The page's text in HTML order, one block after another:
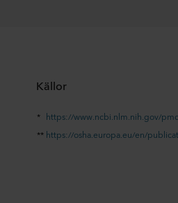
Källor
* https://www.ncbi.nlm.nih.gov/
** https://osha.europa.eu/en/